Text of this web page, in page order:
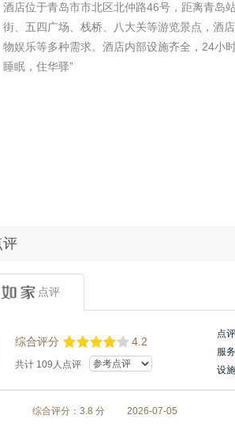
酒店位于青岛市市北区北仲路46号，距离青岛
街、五四广场、栈桥、八大关等游览景点，酒
物娱乐等多种需求。酒店内部设施齐全，24小
睡眠，住华驿”
评
点评
综合评分 4.2
共计 109 人点评
点
服
设施
综合评分：3.8 分 2026-07-05